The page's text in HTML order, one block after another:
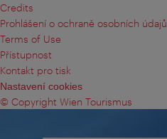
Credits
Prohlášení o ochraně osobních údajů
Terms of Use
Přístupnost
Kontakt pro tisk
Nastavení cookies
© Copyright Wien Tourismus